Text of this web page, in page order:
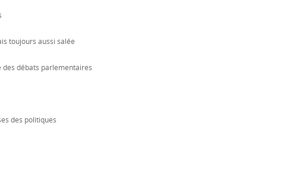
toujours aussi salée
des débats parlementaires
des politiques